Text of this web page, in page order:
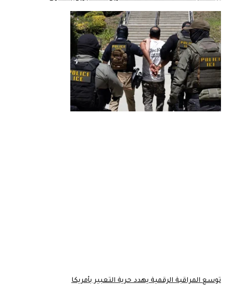
توسع المراقبة الرقمية يهدد حرية التعبير بأمريكا